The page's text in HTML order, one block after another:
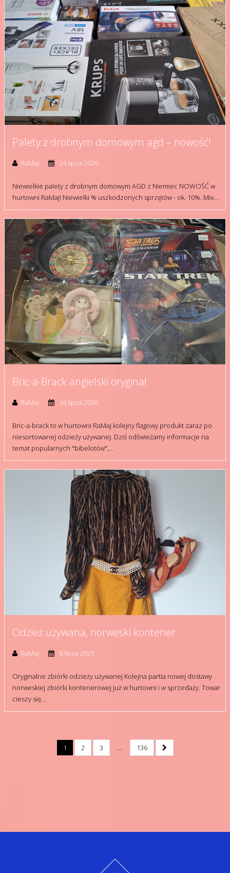
Palety z drobnym domowym agd – nowość!
RaMaj 24 lipca 2026
Niewielkie palety z drobnym domowym AGD z Niemiec NOWOŚĆ w
hurtowni RaMaj! Niewielki % uszkodzonych sprzętów - ok. 10%. Mix…
Bric-a-Brack angielski oryginał
RaMaj 16 lipca 2026
Bric-a-brack to w hurtowni RaMaj kolejny flagowy produkt zaraz po
niesortowanej odzieży używanej. Dziś odświeżamy informacje na
temat popularnych "bibelotów",…
Odzież używana, norweski kontener
RaMaj 8 lipca 2026
Oryginalne zbiórki odzieży używanej Kolejna partia nowej dostawy
norweskiej zbiórki kontenerowej już w hurtowni i w sprzedaży. Towar
cieszy się…
1 2 3 … 136